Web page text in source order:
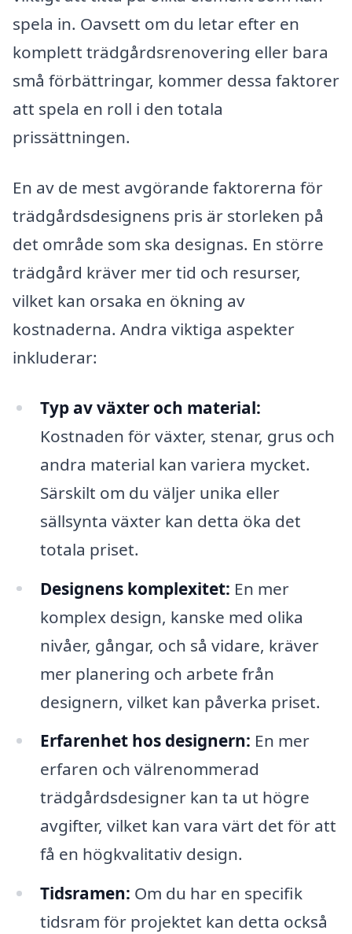
spela in. Oavsett om du letar efter en
komplett trädgårdsrenovering eller bara
små förbättringar, kommer dessa faktorer
att spela en roll i den totala
prissättningen.
En av de mest avgörande faktorerna för
trädgårdsdesignens pris är storleken på
det område som ska designas. En större
trädgård kräver mer tid och resurser,
vilket kan orsaka en ökning av
kostnaderna. Andra viktiga aspekter
inkluderar:
Typ av växter och material:
Kostnaden för växter, stenar, grus och
andra material kan variera mycket.
Särskilt om du väljer unika eller
sällsynta växter kan detta öka det
totala priset.
Designens komplexitet: En mer
komplex design, kanske med olika
nivåer, gångar, och så vidare, kräver
mer planering och arbete från
designern, vilket kan påverka priset.
Erfarenhet hos designern: En mer
erfaren och välrenommerad
trädgårdsdesigner kan ta ut högre
avgifter, vilket kan vara värt det för att
få en högkvalitativ design.
Tidsramen: Om du har en specifik
tidsram för projektet kan detta också